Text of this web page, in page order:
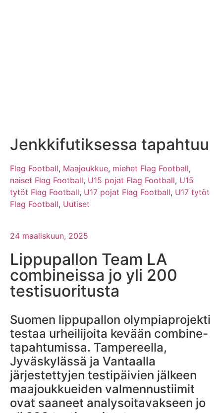
Jenkkifutiksessa tapahtuu
Flag Football, Maajoukkue, miehet Flag Football,
naiset Flag Football, U15 pojat Flag Football, U15
tytöt Flag Football, U17 pojat Flag Football, U17 tytöt
Flag Football, Uutiset
24 maaliskuun, 2025
Lippupallon Team LA
combineissa jo yli 200
testisuoritusta
Suomen lippupallon olympiaprojekti
testaa urheilijoita kevään combine-
tapahtumissa. Tampereella,
Jyväskylässä ja Vantaalla
järjestettyjen testipäivien jälkeen
maajoukkueiden valmennustiimit
ovat saaneet analysoitavakseen jo